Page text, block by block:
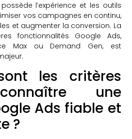
l’expérience et les outils
vos campagnes en continu,
et augmenter la conversion. La
fonctionnalités Google Ads,
Max ou Demand Gen, est
les critères
une
Ads fiable et
?